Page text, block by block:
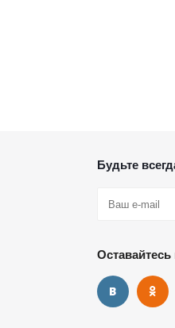
Будьте
Оставайтесь